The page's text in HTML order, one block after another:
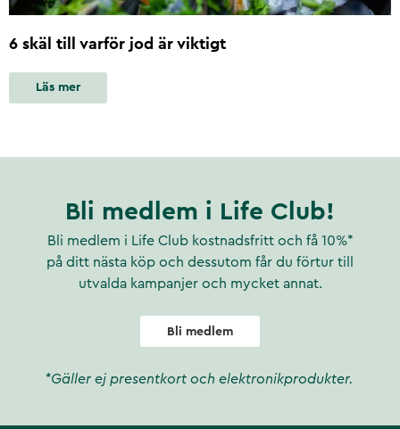
6 skäl till varför jod är viktigt
Läs mer
Bli medlem i Life Club!
Bli medlem i Life Club kostnadsfritt och få 10%*
på ditt nästa köp och dessutom får du förtur till
utvalda kampanjer och mycket annat.
Bli medlem
*Gäller ej presentkort och elektronikprodukter.